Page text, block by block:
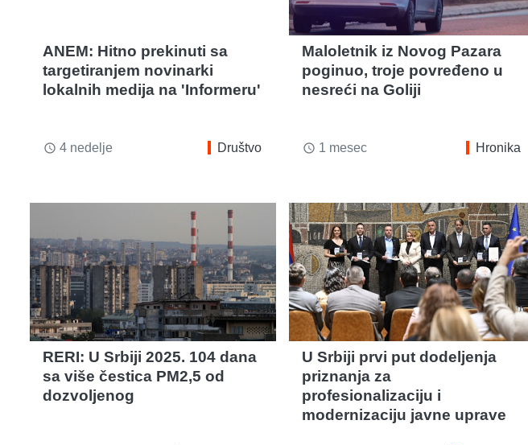
ANEM: Hitno prekinuti sa
targetiranjem novinarki
lokalnih medija na 'Informeru'
access_time 4 nedelje Društvo
Maloletnik iz Novog Pazara
poginuo, troje povređeno u
nesreći na Goliji
access_time 1 mesec Hronika
RERI: U Srbiji 2025. 104 dana
sa više čestica PM2,5 od
dozvoljenog
U Srbiji prvi put dodeljenja
priznanja za
profesionalizaciju i
modernizaciju javne uprave